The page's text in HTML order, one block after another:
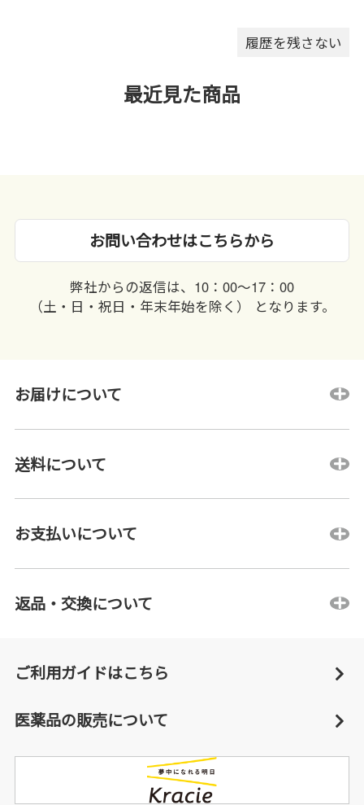
履歴を残さない
最近見た商品
お問い合わせはこちらから
弊社からの返信は、10：00〜17：00
（土・日・祝日・年末年始を除く） となります。
お届けについて
送料について
お支払いについて
返品・交換について
ご利用ガイドはこちら
医薬品の販売について